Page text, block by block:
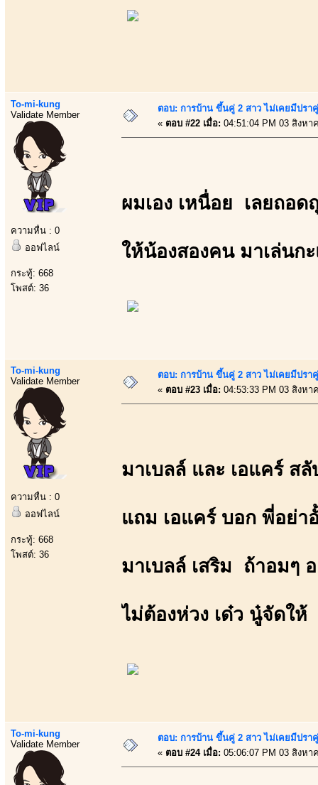
To-mi-kung
Validate Member
ความหื่น : 0
ออฟไลน์
กระทู้: 668
โพสต์: 36
ตอบ: การบ้าน ขึ้นคู่ 2 สาว ไม่เคยมีปร
« ตอบ #22 เมื่อ: 04:51:04 PM 03 สิงหา
ผมเอง เหนื่อย เลยถอด
ให้น้องสองคน มาเล่นก
To-mi-kung
Validate Member
ความหื่น : 0
ออฟไลน์
กระทู้: 668
โพสต์: 36
ตอบ: การบ้าน ขึ้นคู่ 2 สาว ไม่เคยมีปร
« ตอบ #23 เมื่อ: 04:53:33 PM 03 สิงหา
มาเบลล์ และ เอแคร์ ส
แถม เอแคร์ บอก พี่อย่า
มาเบลล์ เสริม ถ้าอมๆ
ไม่ต้องห่วง เด๋ว นู๋จัดให้
To-mi-kung
Validate Member
ตอบ: การบ้าน ขึ้นคู่ 2 สาว ไม่เคยมีปร
« ตอบ #24 เมื่อ: 05:06:07 PM 03 สิงหา